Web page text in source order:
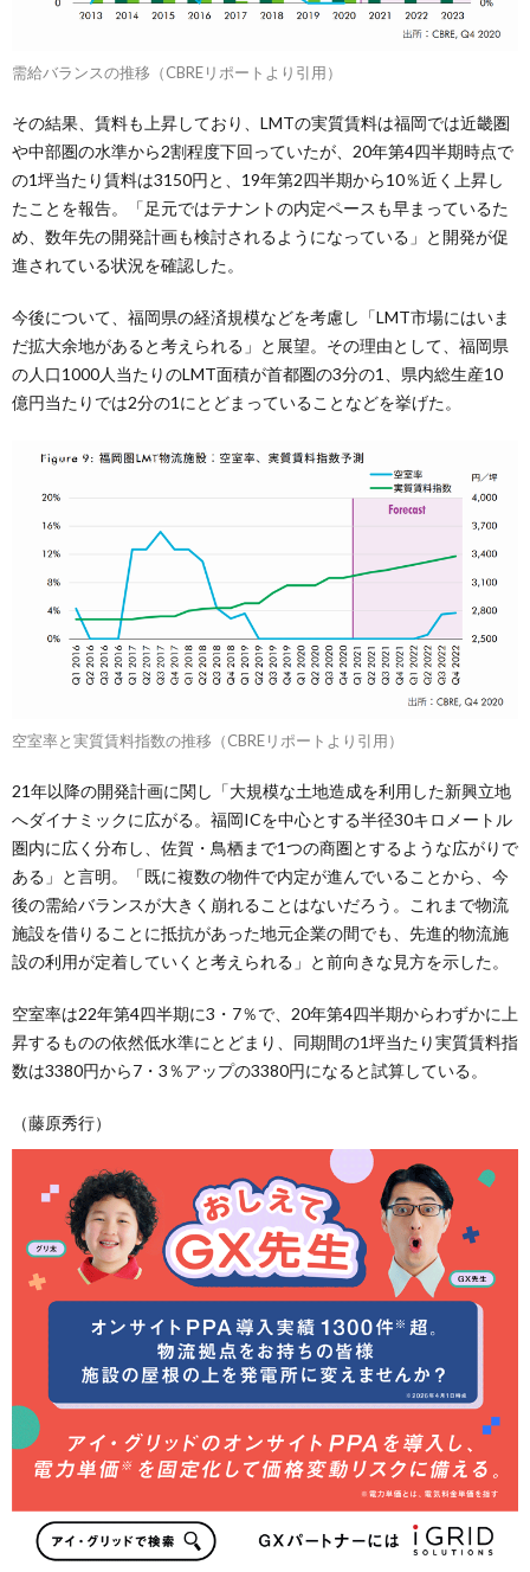
需給バランスの推移（CBREリポートより引用）
その結果、賃料も上昇しており、LMTの実質賃料は福岡では近畿圏
や中部圏の水準から2割程度下回っていたが、20年第4四半期時点で
の1坪当たり賃料は3150円と、19年第2四半期から10％近く上昇し
たことを報告。「足元ではテナントの内定ペースも早まっているた
め、数年先の開発計画も検討されるようになっている」と開発が促
進されている状況を確認した。
今後について、福岡県の経済規模などを考慮し「LMT市場にはいま
だ拡大余地があると考えられる」と展望。その理由として、福岡県
の人口1000人当たりのLMT面積が首都圏の3分の1、県内総生産10
億円当たりでは2分の1にとどまっていることなどを挙げた。
空室率と実質賃料指数の推移（CBREリポートより引用）
21年以降の開発計画に関し「大規模な土地造成を利用した新興立地
へダイナミックに広がる。福岡ICを中心とする半径30キロメートル
圏内に広く分布し、佐賀・鳥栖まで1つの商圏とするような広がりで
ある」と言明。「既に複数の物件で内定が進んでいることから、今
後の需給バランスが大きく崩れることはないだろう。これまで物流
施設を借りることに抵抗があった地元企業の間でも、先進的物流施
設の利用が定着していくと考えられる」と前向きな見方を示した。
空室率は22年第4四半期に3・7％で、20年第4四半期からわずかに上
昇するものの依然低水準にとどまり、同期間の1坪当たり実質賃料指
数は3380円から7・3％アップの3380円になると試算している。
（藤原秀行）